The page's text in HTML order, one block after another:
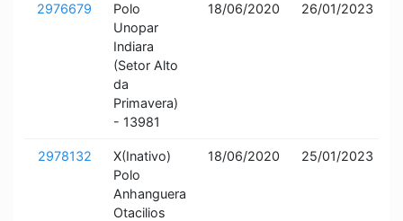
2976679
Polo
Unopar
Indiara
(Setor Alto
da
Primavera)
- 13981
18/06/2020 26/01/2023
2978132
X(Inativo)
Polo
Anhanguera
Otacilios
18/06/2020 25/01/2023